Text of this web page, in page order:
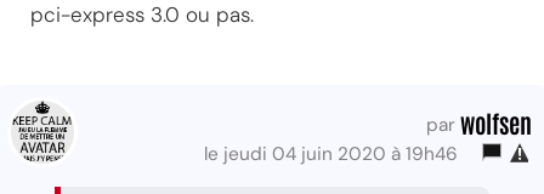
pci-express 3.0 ou pas.
par wolfsen
le jeudi 04 juin 2020 à 19h46